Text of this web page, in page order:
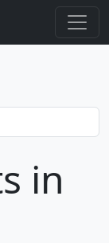
in